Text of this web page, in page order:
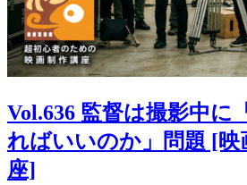
Vol.636 監督は撮影中に
ればいいのか」問題 [映
座]